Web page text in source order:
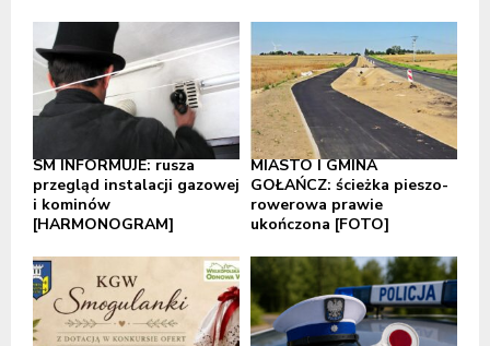
SM INFORMUJE: rusza
przegląd instalacji gazowej
i kominów
[HARMONOGRAM]
MIASTO I GMINA
GOŁAŃCZ: ścieżka pieszo-
rowerowa prawie
ukończona [FOTO]